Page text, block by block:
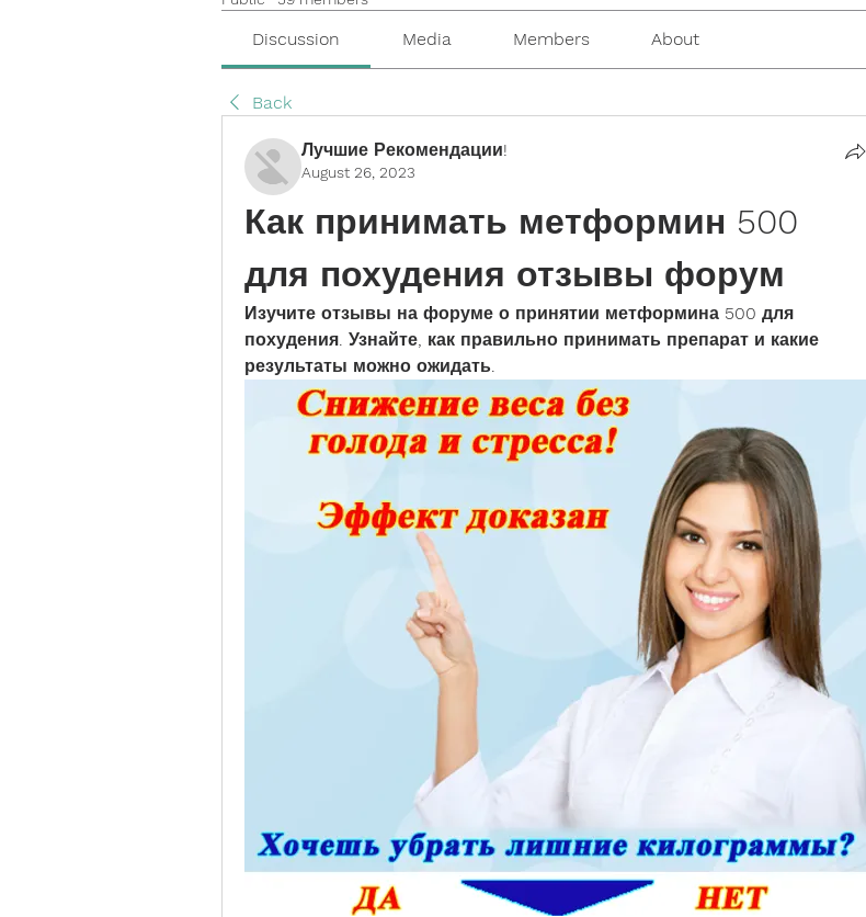
Discussion Media Members About
Back
Лучшие Рекомендации!
August 26, 2023
Как принимать метформин 500
для похудения отзывы форум
Изучите отзывы на форуме о принятии метформина 500 для
похудения. Узнайте, как правильно принимать препарат и какие
результаты можно ожидать.